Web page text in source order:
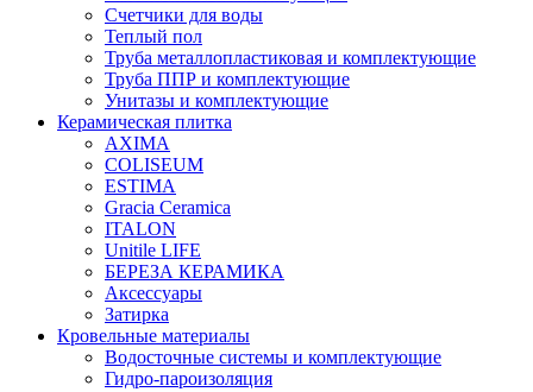
Счетчики для воды
Теплый пол
Труба металлопластиковая и комплектующие
Труба ППР и комплектующие
Унитазы и комплектующие
Керамическая плитка
AXIMA
COLISEUM
ESTIMA
Gracia Ceramica
ITALON
Unitile LIFE
БЕРЕЗА КЕРАМИКА
Аксессуары
Затирка
Кровельные материалы
Водосточные системы и комплектующие
Гидро-пароизоляция